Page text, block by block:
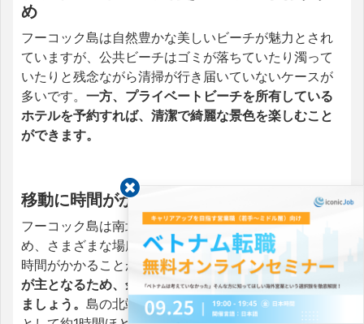
め
フーコック島は自然豊かな美しいビーチが魅力とされ
ていますが、公共ビーチはゴミが落ちていたり濁って
いたりと残念ながら清掃が行き届いていないケースが
多いです。 一方、プライベートビーチを所有している
ホテルを予約すれば、清潔で綺麗な景色を楽しむこと
ができます。
移動に時間がかかる
フーコック島は南北に観光スポットが点在しているた
め、さまざまな場所を訪れたい場合は、思った以上に
時間がかかることがあります。基本的には車での移動
が主となるため、余裕を持ったスケジュールを心がけ
ましょう。 島の北端から南端までは、移動時間の目安